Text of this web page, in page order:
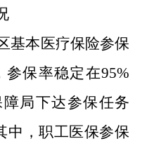
基本医疗保险参保
参保率稳定在95%
局下达参保任务
中 ，职工医保参保